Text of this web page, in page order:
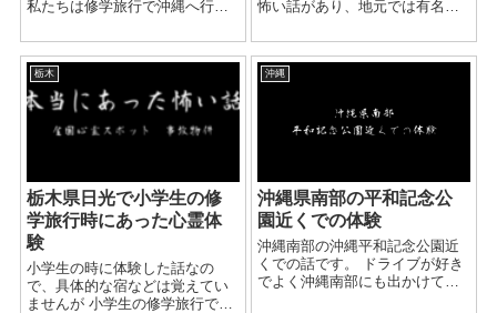
私たちは修学旅行で沖縄へ行き
と、テーマは決まって"戦争"に
スポットが当たります。 どのよ
うにして昔の人たちは、今日ま
で生きてきたか、ま...
怖い話があり、地元では有名な
美浜町という自然が豊かな町が
あります。 海へ行けば、夏にな
ると海水浴で楽しむ人がいっぱ
栃木
栃木県日光で小学生の修
学旅行時にあった心霊体
験
小学生の時に体験した話なの
で、具体的な宿などは覚えてい
ませんが 小学生の修学旅行で日
沖縄
沖縄県南部の平和記念公
園近くでの体験
沖縄南部の沖縄平和記念公園近
くでの話です。 ドライブが好き
でよく沖縄南部にも出かけてい